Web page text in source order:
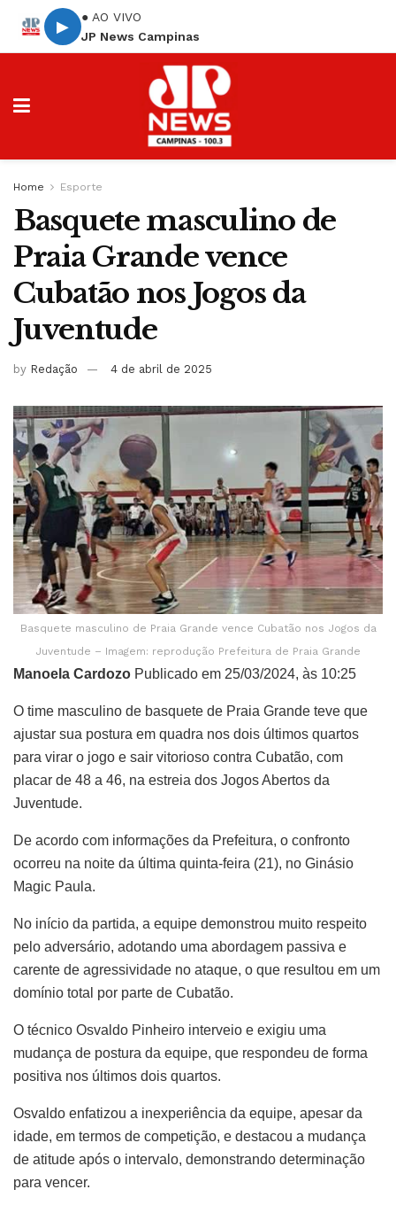
▶
● AO VIVO
JP News Campinas
Home Esporte
Basquete masculino de
Praia Grande vence
Cubatão nos Jogos da
Juventude
by Redação 4 de abril de 2025
Basquete masculino de Praia Grande vence Cubatão nos Jogos da
Juventude – Imagem: reprodução Prefeitura de Praia Grande
Manoela Cardozo Publicado em 25/03/2024, às 10:25
O time masculino de basquete de Praia Grande teve que
ajustar sua postura em quadra nos dois últimos quartos
para virar o jogo e sair vitorioso contra Cubatão, com
placar de 48 a 46, na estreia dos Jogos Abertos da
Juventude.
De acordo com informações da Prefeitura, o confronto
ocorreu na noite da última quinta-feira (21), no Ginásio
Magic Paula.
No início da partida, a equipe demonstrou muito respeito
pelo adversário, adotando uma abordagem passiva e
carente de agressividade no ataque, o que resultou em um
domínio total por parte de Cubatão.
O técnico Osvaldo Pinheiro interveio e exigiu uma
mudança de postura da equipe, que respondeu de forma
positiva nos últimos dois quartos.
Osvaldo enfatizou a inexperiência da equipe, apesar da
idade, em termos de competição, e destacou a mudança
de atitude após o intervalo, demonstrando determinação
para vencer.